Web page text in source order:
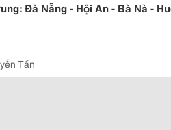
Đà Nẵng - Hội An - Bà Nà -
Tấn